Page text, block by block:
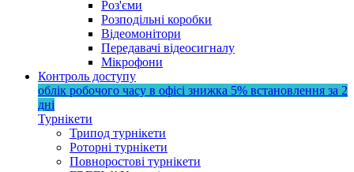
Роз'єми
Розподільні коробки
Відеомонітори
Передавачі відеосигналу
Мікрофони
Контроль доступу
облік робочого часу в офісі знижка 5% встановлення за 2
дні
Турнікети
Трипод турнікети
Роторні турнікети
Повноростові турнікети